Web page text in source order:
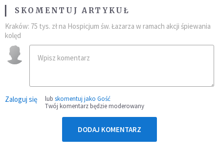
SKOMENTUJ ARTYKUŁ
Kraków: 75 tys. zł na Hospicjum św. Łazarza w ramach akcji śpiewania
kolęd
Zaloguj się lub skomentuj jako Gość
Twój komentarz będzie moderowany
DODAJ KOMENTARZ